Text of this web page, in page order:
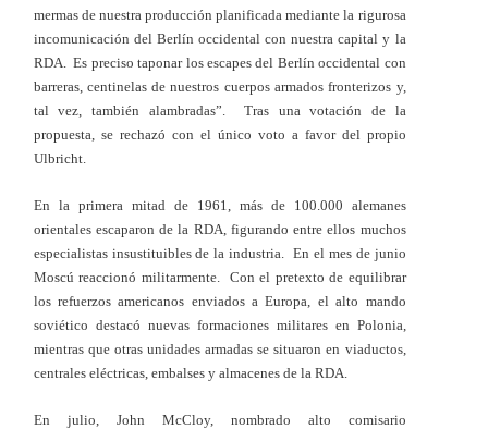
mermas de nuestra producción planificada mediante la rigurosa
incomunicación del Berlín occidental con nuestra capital y la
RDA. Es preciso taponar los escapes del Berlín occidental con
barreras, centinelas de nuestros cuerpos armados fronterizos y,
tal vez, también alambradas”. Tras una votación de la
propuesta, se rechazó con el único voto a favor del propio
Ulbricht.
En la primera mitad de 1961, más de 100.000 alemanes
orientales escaparon de la RDA, figurando entre ellos muchos
especialistas insustituibles de la industria. En el mes de junio
Moscú reaccionó militarmente. Con el pretexto de equilibrar
los refuerzos americanos enviados a Europa, el alto mando
soviético destacó nuevas formaciones militares en Polonia,
mientras que otras unidades armadas se situaron en viaductos,
centrales eléctricas, embalses y almacenes de la RDA.
En julio, John McCloy, nombrado alto comisario